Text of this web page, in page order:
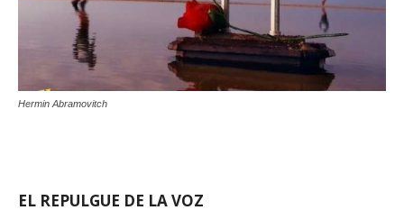
Hermin Abramovitch
EL REPULGUE DE LA VOZ